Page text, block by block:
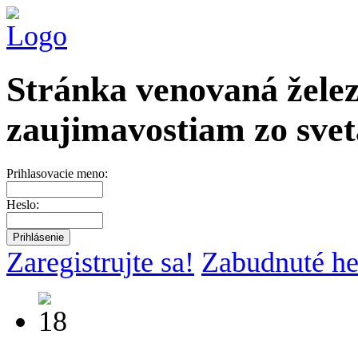
Stránka venovaná
zaujimavostiam zo
Prihlasovacie meno:
Heslo:
Zaregistrujte sa! Zabudnuté